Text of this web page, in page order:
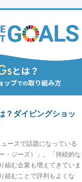
？ダイビングショッ
ースで話題になっている
・ジーズ）」。「持続的な
組む企業も増えてきていま
組むことで評判もよくな